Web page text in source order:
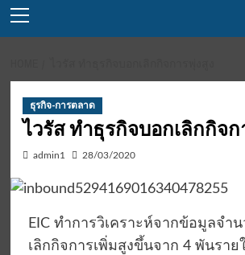
Menu
ธุรกิจ-การตลาด
ไวรัส ทำธุรกิจบอกเลิกกิจก
admin1 28/03/2020
EIC ทำการวิเคราะห์จากข้อมูลจำ
เลิกกิจการเพิ่มสูงขึ้นจาก 4 พันราย